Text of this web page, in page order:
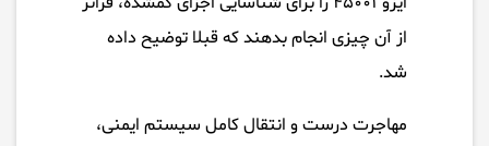
از آن چیزی انجام بدهند که قبلا توضیح داده
شد.
مهاجرت درست و انتقال کامل سیستم ایمنی،